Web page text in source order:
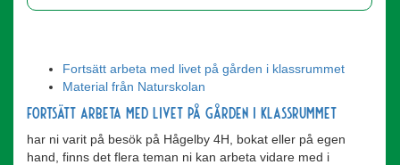
Fortsätt arbeta med livet på gården i klassrummet
Material från Naturskolan
Fortsätt arbeta med livet på gården i klassrummet
har ni varit på besök på Hågelby 4H, bokat eller på egen
hand, finns det flera teman ni kan arbeta vidare med i